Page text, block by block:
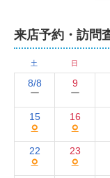
来店予約・訪問
土 日
8/8
ー
9
ー
15
○
16
○
22
○
23
○
サポートいたしま
株式会社
弊社では、さまざ
い層の買い手に
物件情報は、当社
といった不動産ポ
報を発信し、集客